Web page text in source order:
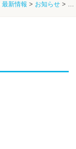
最新情報 > お知らせ > 服